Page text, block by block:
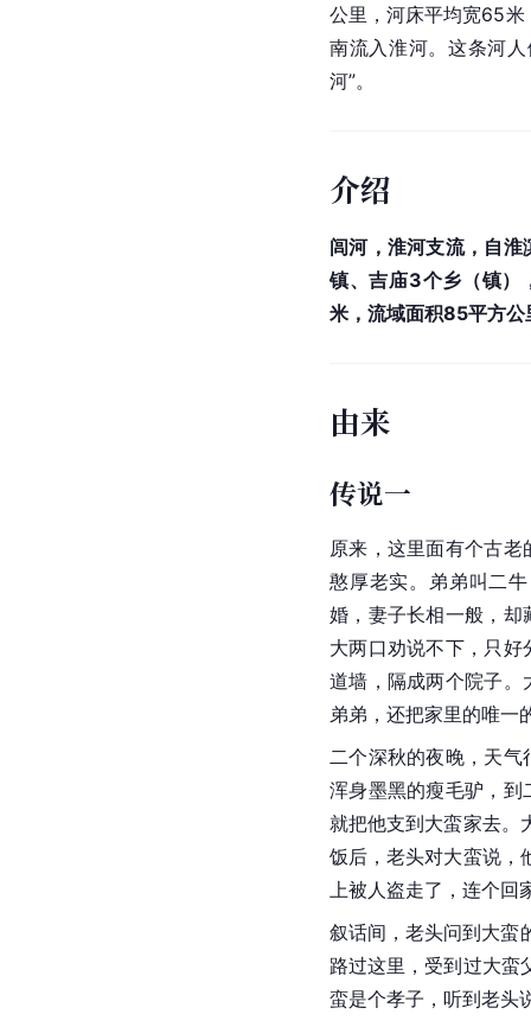
公里，河床平均宽65
南流入淮河。这条河
河”。
介绍
闾河，淮河支流，自
镇、吉庙3个乡（镇）
米，流域面积85平方公
由来
传说一
原来，这里面有个古
憨厚老实。弟弟叫二
婚，妻子长相一般，却
大两口劝说不下，只
道墙，隔成两个院子。
弟弟，还把家里的唯一
二个深秋的夜晚，天
浑身墨黑的瘦毛驴，到
就把他支到大蛮家去。
饭后，老头对大蛮说，
上被人盗走了，连个回
叙话间，老头问到大蛮
路过这里，受到过大蛮
蛮是个孝子，听到老头